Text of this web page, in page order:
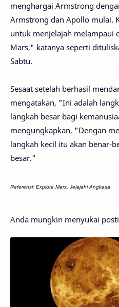
menghargai Armstrong
Armstrong dan Apollo mulai.
untuk menjelajah melampaui
Mars," katanya seperti
Sabtu.
Sesaat setelah berhasil
mengatakan, "Ini adalah
langkah besar bagi
mengungkapkan, "Dengan
langkah kecil itu akan benar-
besar."
Referensi: Explore Mars, Jelajahi Angkasa
Anda mungkin menyukai